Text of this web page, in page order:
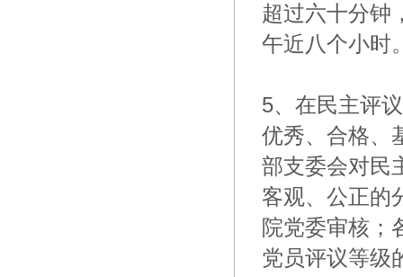
超过六十分钟
午近八个小时
5、在民主评
优秀、合格、
部支委会对民
客观、公正的
院党委审核；
党员评议等级